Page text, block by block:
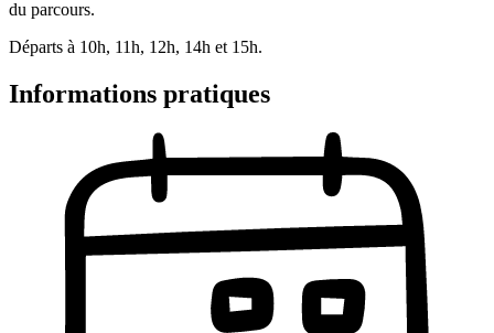
du parcours.
Départs à 10h, 11h, 12h, 14h et 15h.
Informations pratiques